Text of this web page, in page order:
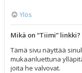
Ylös
Mikä on “Tiimi” linkki?
Tämä sivu näyttää
mukaanluettuna
joita he valvovat.